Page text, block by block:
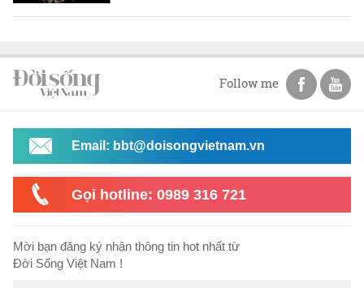
Follow me
Email: bbt@doisongvietnam.vn
Gọi hotline: 0989 316 721
Mời bạn đăng ký nhận thông tin hot nhất từ
Đời Sống Việt Nam !